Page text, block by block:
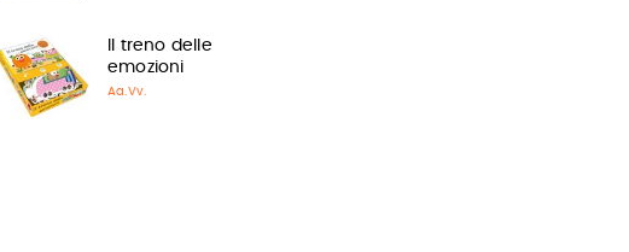
Il treno delle
emozioni
Aa.Vv.